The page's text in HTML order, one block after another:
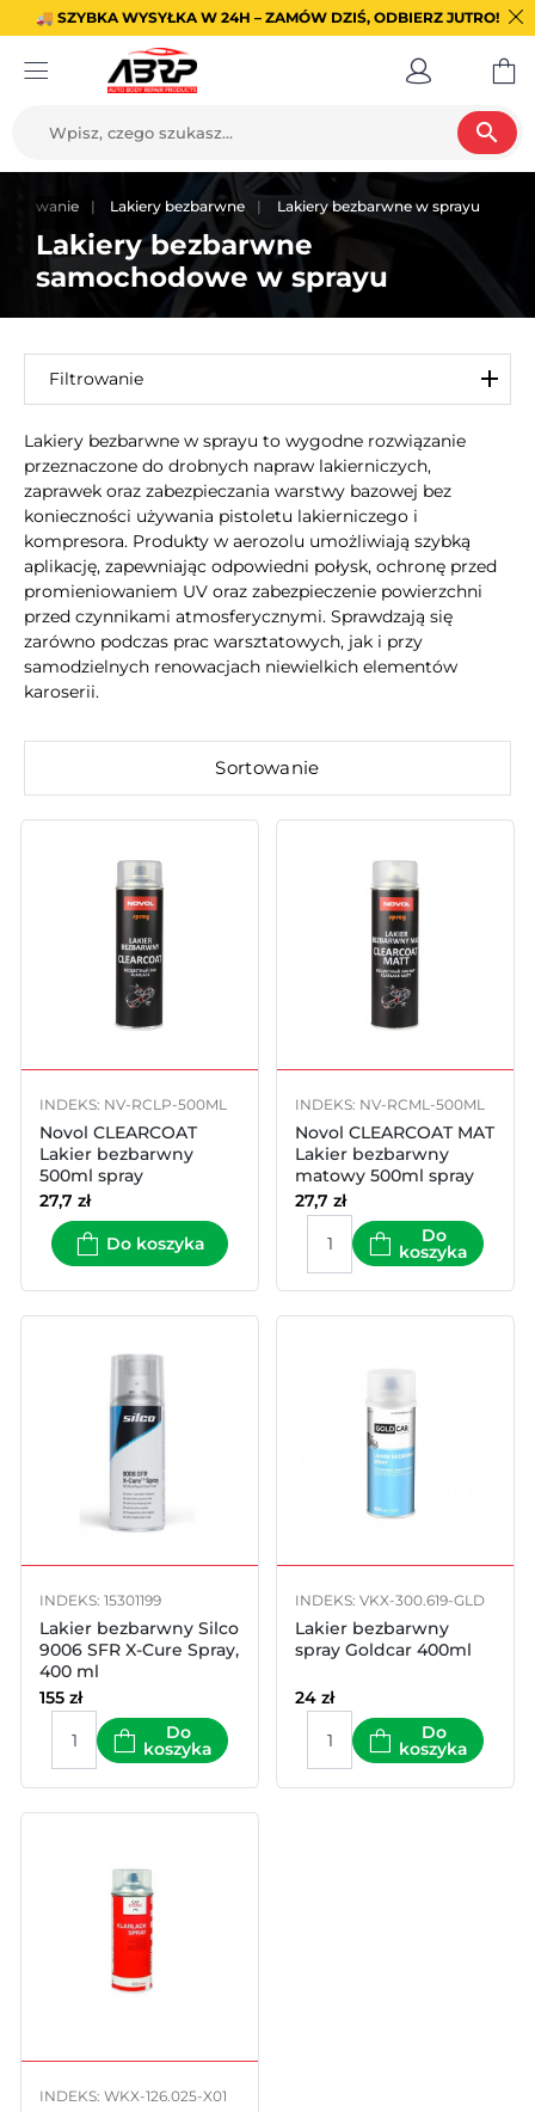
🚚 SZYBKA WYSYŁKA W 24H – ZAMÓW DZIŚ, ODBIERZ JUTRO!
search
Lakiery bezbarwne Lakiery bezbarwne w sprayu
Lakiery bezbarwne
samochodowe w sprayu
Filtrowanie
Lakiery bezbarwne w sprayu to wygodne rozwiązanie
przeznaczone do drobnych napraw lakierniczych,
zaprawek oraz zabezpieczania warstwy bazowej bez
konieczności używania pistoletu lakierniczego i
kompresora. Produkty w aerozolu umożliwiają szybką
aplikację, zapewniając odpowiedni połysk, ochronę przed
promieniowaniem UV oraz zabezpieczenie powierzchni
przed czynnikami atmosferycznymi. Sprawdzają się
zarówno podczas prac warsztatowych, jak i przy
samodzielnych renowacjach niewielkich elementów
karoserii.
Sortowanie
INDEKS: NV-RCLP-500ML
Novol CLEARCOAT
Lakier bezbarwny
500ml spray
27,7 zł
Do koszyka
INDEKS: NV-RCML-500ML
Novol CLEARCOAT MAT
Lakier bezbarwny
matowy 500ml spray
27,7 zł
Do
koszyka
INDEKS: 15301199
Lakier bezbarwny Silco
9006 SFR X-Cure Spray,
400 ml
155 zł
Do
koszyka
INDEKS: VKX-300.619-GLD
Lakier bezbarwny
spray Goldcar 400ml
24 zł
Do
koszyka
INDEKS: WKX-126.025-X01